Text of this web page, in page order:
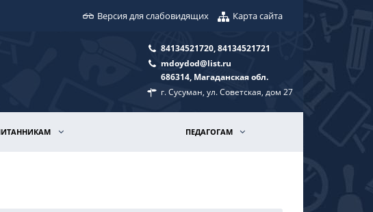
Версия для слабовидящих Карта сайта
84134521720, 84134521721
mdoydod@list.ru
686314, Магаданская обл.
г. Сусуман, ул. Советская, дом 27
ПЕДАГОГАМ